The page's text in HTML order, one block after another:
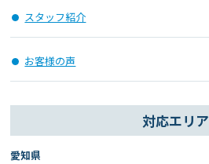
スタッフ紹介
お客様の声
対応エリア
愛知県